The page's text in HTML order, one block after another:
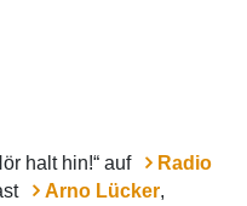
halt hin!“ auf
Radio
Arno Lücker,